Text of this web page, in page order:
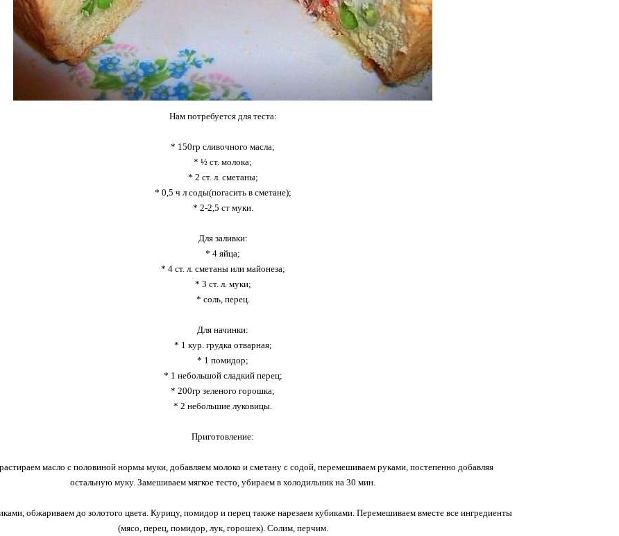
Нам потребуется для теста:
* 150гр сливочного масла;
* ½ ст. молока;
* 2 ст. л. сметаны;
* 0,5 ч л соды(погасить в сметане);
* 2-2,5 ст муки.
Для заливки:
* 4 яйца;
* 4 ст. л. сметаны или майонеза;
* 3 ст. л. муки;
* соль, перец.
Для начинки:
* 1 кур. грудка отварная;
* 1 помидор;
* 1 небольшой сладкий перец;
* 200гр зеленого горошка;
* 2 небольшие луковицы.
Приготовление:
масло с половиной нормы муки, добавляем молоко и сметану с содой, перемешиваем руками, постепенно добавляя
остальную муку. Замешиваем мягкое тесто, убираем в холодильник на 30 мин.
обжариваем до золотого цвета. Курицу, помидор и перец также нарезаем кубиками. Перемешиваем вместе все ингредиенты
(мясо, перец, помидор, лук, горошек). Солим, перчим.